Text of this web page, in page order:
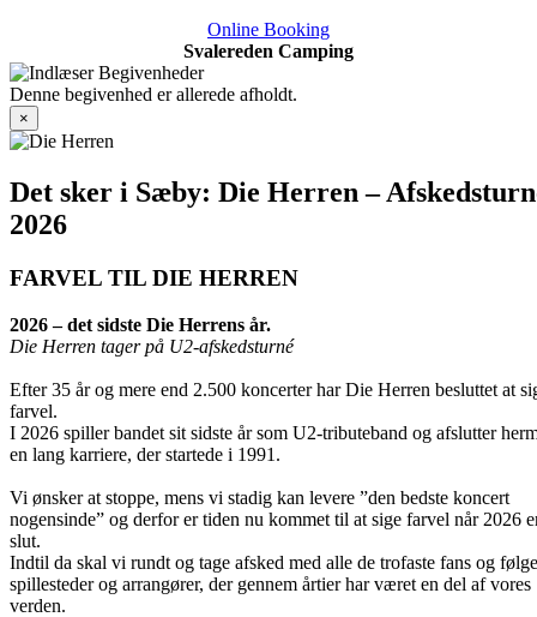
Online Booking
Svalereden Camping
Denne begivenhed er allerede afholdt.
×
Det sker i Sæby: Die Herren –
2026
FARVEL TIL DIE HERREN
2026 – det sidste Die Herrens år.
Die Herren tager på U2-afskedsturné
Efter 35 år og mere end 2.500 koncerter har Die Herren besluttet at
farvel.
I 2026 spiller bandet sit sidste år som U2-tributeband og afslutter
en lang karriere, der startede i 1991.
Vi ønsker at stoppe, mens vi stadig kan levere ”den bedste koncert
nogensinde” og derfor er tiden nu kommet til at sige farvel når 2026
slut.
Indtil da skal vi rundt og tage afsked med alle de trofaste fans og
spillesteder og arrangører, der gennem årtier har været en del af vores
verden.